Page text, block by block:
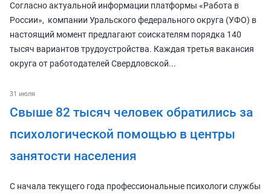
Согласно актуальной информации платформы «Работа в
России», компании Уральского федерального округа (УФО) в
настоящий момент предлагают соискателям порядка 140
тысяч вариантов трудоустройства. Каждая третья вакансия
округа от работодателей Свердловской...
31 июля
Свыше 82 тысяч человек обратились за
психологической помощью в центры
занятости населения
С начала текущего года профессиональные психологи службы